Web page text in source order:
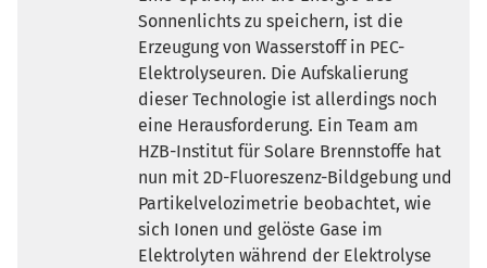
Sonnenlichts zu speichern, ist die
Erzeugung von Wasserstoff in PEC-
Elektrolyseuren. Die Aufskalierung
dieser Technologie ist allerdings noch
eine Herausforderung. Ein Team am
HZB-Institut für Solare Brennstoffe hat
nun mit 2D-Fluoreszenz-Bildgebung und
Partikelvelozimetrie beobachtet, wie
sich Ionen und gelöste Gase im
Elektrolyten während der Elektrolyse